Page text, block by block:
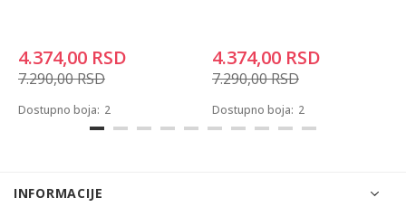
4.374,00 RSD
7.290,00RSD
Dostupno boja: 2
4.374,00 RSD
7.290,00RSD
Dostupno boja: 2
INFORMACIJE